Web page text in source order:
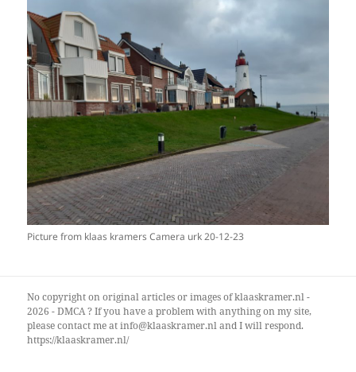
Picture from klaas kramers Camera urk 20-12-23
No copyright on original articles or images of klaaskramer.nl -
2026 - DMCA ? If you have a problem with anything on my site,
please contact me at info@klaaskramer.nl and I will respond.
https://klaaskramer.nl/